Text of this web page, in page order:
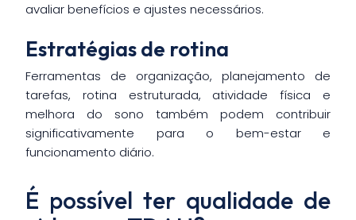
avaliar benefícios e ajustes necessários.
Estratégias de rotina
Ferramentas de organização, planejamento de
tarefas, rotina estruturada, atividade física e
melhora do sono também podem contribuir
significativamente para o bem-estar e
funcionamento diário.
É possível ter qualidade de